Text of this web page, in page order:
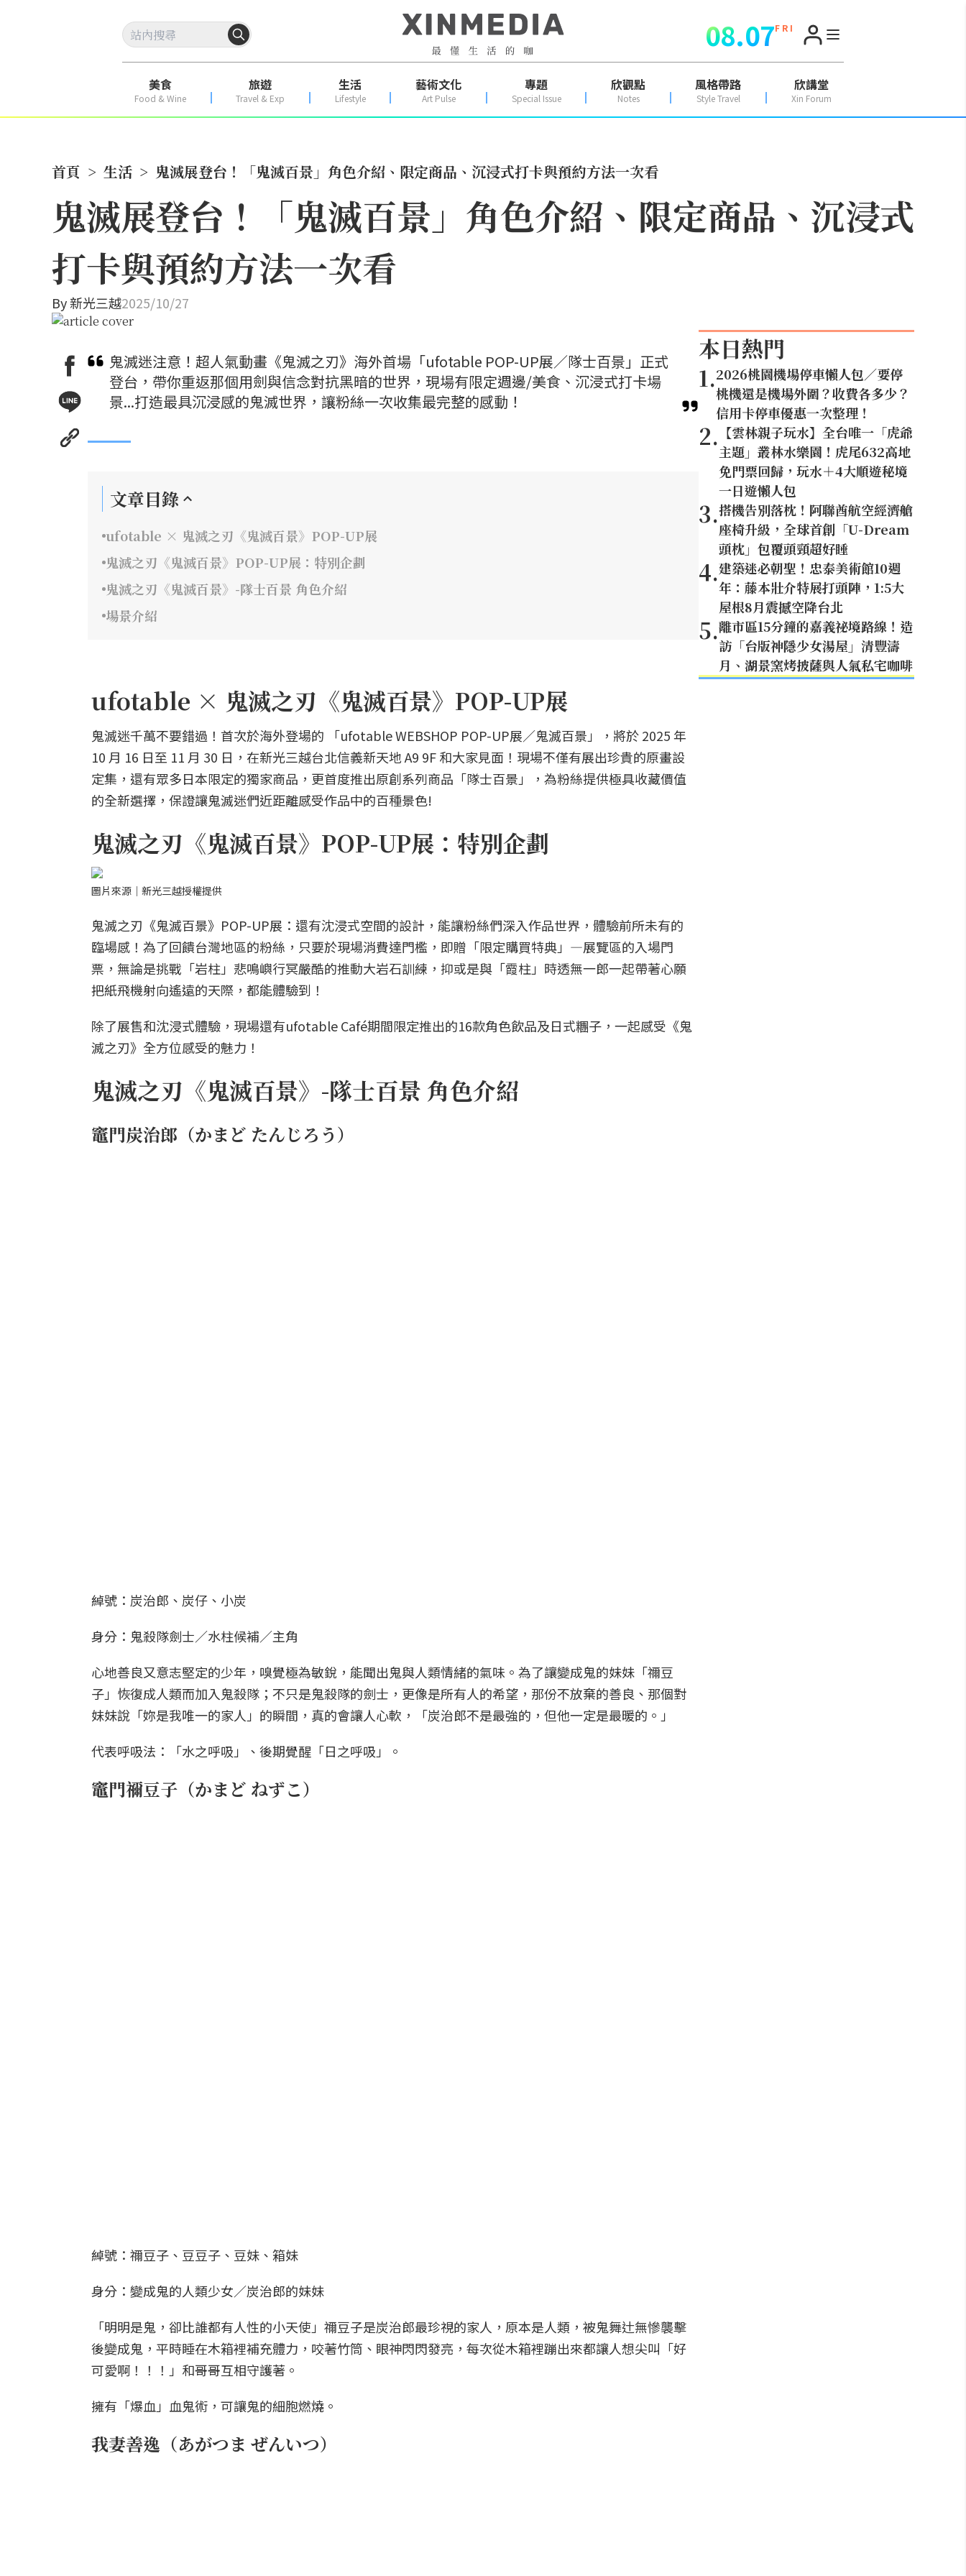
08.07F R I
美食
Food & Wine
旅遊
Travel & Exp
生活
Lifestyle
藝術文化
Art Pulse
專題
Special Issue
欣觀點
Notes
風格帶路
Style Travel
欣講堂
Xin Forum
首頁 > 生活 > 鬼滅展登台！「鬼滅百景」角色介紹、限定商品、沉浸式打卡與預約方法一次看
鬼滅展登台！「鬼滅百景」角色介紹、限定商品、沉浸式
打卡與預約方法一次看
By新光三越2025/10/27
鬼滅迷注意！超人氣動畫《鬼滅之刃》海外首場「ufotable POP-UP展／隊士百景」正式
登台，帶你重返那個用劍與信念對抗黑暗的世界，現場有限定週邊/美食、沉浸式打卡場
景...打造最具沉浸感的鬼滅世界，讓粉絲一次收集最完整的感動！
文章目錄
ufotable × 鬼滅之刃《鬼滅百景》POP-UP展
鬼滅之刃《鬼滅百景》POP-UP展：特別企劃
鬼滅之刃《鬼滅百景》-隊士百景 角色介紹
場景介紹
ufotable × 鬼滅之刃《鬼滅百景》POP-UP展
鬼滅迷千萬不要錯過！首次於海外登場的 「ufotable WEBSHOP POP-UP展／鬼滅百景」，將於 2025 年
10 月 16 日至 11 月 30 日，在新光三越台北信義新天地 A9 9F 和大家見面！現場不僅有展出珍貴的原畫設
定集，還有眾多日本限定的獨家商品，更首度推出原創系列商品「隊士百景」，為粉絲提供極具收藏價值
的全新選擇，保證讓鬼滅迷們近距離感受作品中的百種景色!
鬼滅之刃《鬼滅百景》POP-UP展：特別企劃
圖片來源｜新光三越授權提供
鬼滅之刃《鬼滅百景》POP-UP展：還有沈浸式空間的設計，能讓粉絲們深入作品世界，體驗前所未有的
臨場感！為了回饋台灣地區的粉絲，只要於現場消費達門檻，即贈「限定購買特典」—展覽區的入場門
票，無論是挑戰「岩柱」悲鳴嶼行冥嚴酷的推動大岩石訓練，抑或是與「霞柱」時透無一郎一起帶著心願
把紙飛機射向遙遠的天際，都能體驗到！
除了展售和沈浸式體驗，現場還有ufotable Café期間限定推出的16款角色飲品及日式糰子，一起感受《鬼
滅之刃》全方位感受的魅力！
鬼滅之刃《鬼滅百景》-隊士百景 角色介紹
竈門炭治郎（かまど たんじろう）
綽號：炭治郎、炭仔、小炭
身分：鬼殺隊劍士／水柱候補／主角
心地善良又意志堅定的少年，嗅覺極為敏銳，能聞出鬼與人類情緒的氣味。為了讓變成鬼的妹妹「禰豆
子」恢復成人類而加入鬼殺隊；不只是鬼殺隊的劍士，更像是所有人的希望，那份不放棄的善良、那個對
妹妹說「妳是我唯一的家人」的瞬間，真的會讓人心軟，「炭治郎不是最強的，但他一定是最暖的。」
代表呼吸法：「水之呼吸」、後期覺醒「日之呼吸」。
竈門禰豆子（かまど ねずこ）
綽號：禰豆子、豆豆子、豆妹、箱妹
身分：變成鬼的人類少女／炭治郎的妹妹
「明明是鬼，卻比誰都有人性的小天使」禰豆子是炭治郎最珍視的家人，原本是人類，被鬼舞辻無慘襲擊
後變成鬼，平時睡在木箱裡補充體力，咬著竹筒、眼神閃閃發亮，每次從木箱裡蹦出來都讓人想尖叫「好
可愛啊！！！」和哥哥互相守護著。
擁有「爆血」血鬼術，可讓鬼的細胞燃燒。
我妻善逸（あがつま ぜんいつ）
本日熱門
1.2026桃園機場停車懶人包／要停
桃機還是機場外圍？收費各多少？
信用卡停車優惠一次整理！
2. 【雲林親子玩水】全台唯一「虎爺
主題」叢林水樂園！虎尾632高地
免門票回歸，玩水＋4大順遊秘境
一日遊懶人包
3.搭機告別落枕！阿聯酋航空經濟艙
座椅升級，全球首創「U-Dream
頭枕」包覆頭頸超好睡
4.建築迷必朝聖！忠泰美術館10週
年：藤本壯介特展打頭陣，1:5大
屋根8月震撼空降台北
5.離市區15分鐘的嘉義祕境路線！造
訪「台版神隱少女湯屋」清豐濤
月、湖景窯烤披薩與人氣私宅咖啡